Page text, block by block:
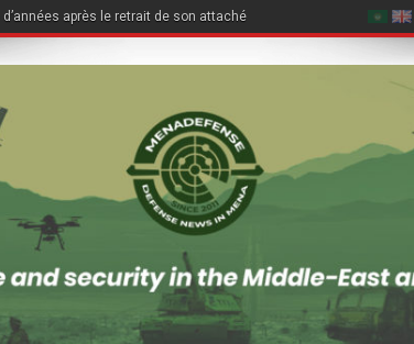
après le retrait de son attaché légal